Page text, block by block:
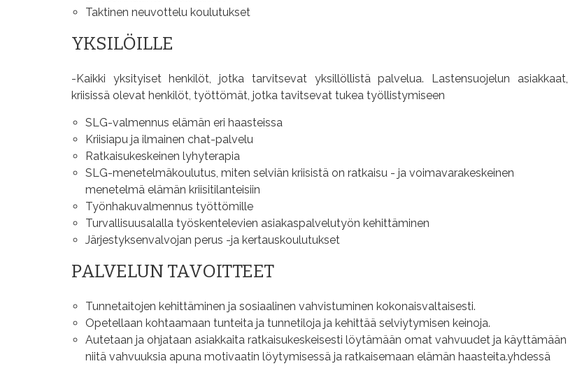
Taktinen neuvottelu koulutukset
YKSILÖILLE
-Kaikki yksityiset henkilöt, jotka tarvitsevat yksillöllistä palvelua. Lastensuojelun asiakkaat,
kriisissä olevat henkilöt, työttömät, jotka tavitsevat tukea työllistymiseen
SLG-valmennus elämän eri haasteissa
Kriisiapu ja ilmainen chat-palvelu
Ratkaisukeskeinen lyhyterapia
SLG-menetelmäkoulutus, miten selviän kriisistä on ratkaisu - ja voimavarakeskeinen
menetelmä elämän kriisitilanteisiin
Työnhakuvalmennus työttömille
Turvallisuusalalla työskentelevien asiakaspalvelutyön kehittäminen
Järjestyksenvalvojan perus -ja kertauskoulutukset
PALVELUN TAVOITTEET
Tunnetaitojen kehittäminen ja sosiaalinen vahvistuminen kokonaisvaltaisesti.
Opetellaan kohtaamaan tunteita ja tunnetiloja ja kehittää selviytymisen keinoja.
Autetaan ja ohjataan asiakkaita ratkaisukeskeisesti löytämään omat vahvuudet ja käyttämään
niitä vahvuuksia apuna motivaatin löytymisessä ja ratkaisemaan elämän haasteita.yhdessä